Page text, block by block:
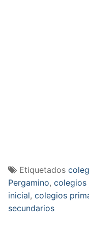
Etiquetados
Pergamino, colegios
inicial, colegios
secundarios